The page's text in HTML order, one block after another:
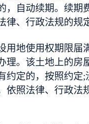
，自动续期。续期
律、行政法规的规
用地使用权期限届
理。该土地上的房
约定的，按照约定;
依照法律、行政法